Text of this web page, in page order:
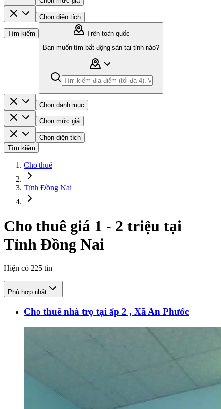
Chọn diện tích
Tìm kiếm
Trên toàn quốc
Bạn muốn tìm bất động sản tại tỉnh nào?
Chọn danh mục
Chọn mức giá
Chọn diện tích
Tìm kiếm
Cho thuê
Tỉnh Đồng Nai
Cho thuê giá 1 - 2 triệu tại
Tỉnh Đồng Nai
Hiện có 225 tin
Phù hợp nhất
Cho thuê nhà trọ tại ấp 2 , Xã An Phước